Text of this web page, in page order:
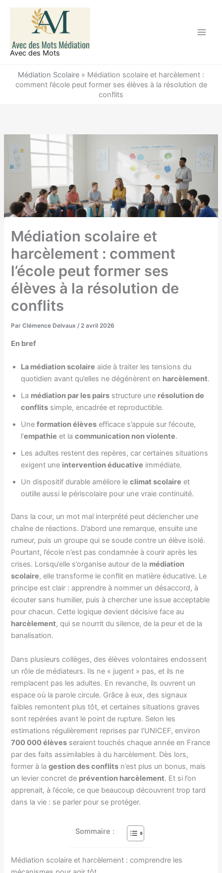
Aller
Avec des Mots
Médiation Scolaire » Médiation scolaire et harcèlement :
comment l’école peut former ses élèves à la résolution de
conflits
Médiation scolaire et
harcèlement : comment
l’école peut former ses
élèves à la résolution de
conflits
ParClémence Delvaux/2 avril 2026
En bref
La médiation scolaire aide à traiter les tensions du
quotidien avant qu’elles ne dégénèrent en harcèlement.
La médiation par les pairs structure une résolution de
conflits simple, encadrée et reproductible.
Uneformation élèves efficace s’appuie sur l’écoute,
l’empathie et lacommunication non violente.
Les adultes restent des repères, car certaines situations
exigent une intervention éducative immédiate.
Un dispositif durable améliore leclimat scolaire et
outille aussi le périscolaire pour une vraie continuité.
Dans la cour, un mot mal interprété peut déclencher une
chaîne de réactions. D’abord une remarque, ensuite une
rumeur, puis un groupe qui se soude contre un élève isolé.
Pourtant, l’école n’est pas condamnée à courir après les
crises. Lorsqu’elle s’organise autour de la médiation
scolaire, elle transforme le conflit en matière éducative. Le
principe est clair : apprendre à nommer un désaccord, à
écouter sans humilier, puis à chercher une issue acceptable
pour chacun. Cette logique devient décisive face au
harcèlement, qui se nourrit du silence, de la peur et de la
banalisation.
Dans plusieurs collèges, des élèves volontaires endossent
un rôle de médiateurs. Ils ne « jugent » pas, et ils ne
remplacent pas les adultes. En revanche, ils ouvrent un
espace où la parole circule. Grâce à eux, des signaux
faibles remontent plus tôt, et certaines situations graves
sont repérées avant le point de rupture. Selon les
estimations régulièrement reprises par l’UNICEF, environ
700 000 élèves seraient touchés chaque année en France
par des faits assimilables à du harcèlement. Dès lors,
former à lagestion des conflits n’est plus un bonus, mais
un levier concret de prévention harcèlement. Et si l’on
apprenait, à l’école, ce que beaucoup découvrent trop tard
dans la vie : se parler pour se protéger.
Sommaire :
Médiation scolaire et harcèlement : comprendre les